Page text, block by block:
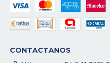
CONTACTANOS